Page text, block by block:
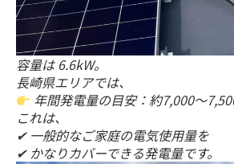
容量は 6.6kW。
長崎県エリアでは、
年間発電量の目安：約7,000〜
これは、
✔ 一般的なご家庭の電気使用量を
✔ かなりカバーできる発電量です。